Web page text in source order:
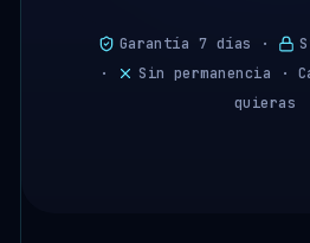
Garantía 7 días ·
·
Sin permanencia ·
quieras